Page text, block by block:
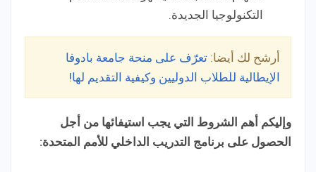
التكنولوجيا الجديدة.
أرشح لك أيضا: تعرّف على منحة جامعة بادوفا
الإيطالية للطلاب الدوليين وكيفية التقديم لها!
وإليكم أهم الشروط التي يجب استيفائها من أجل
الحصول على برنامج التدريب الداخلي للأمم المتحدة: